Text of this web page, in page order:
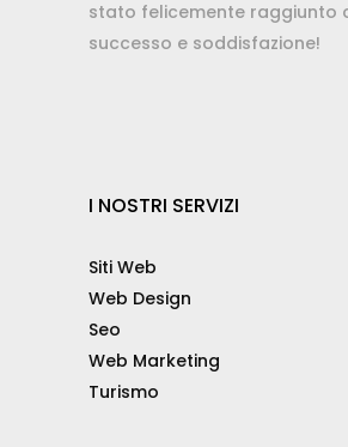
stato felicemente raggiunto
successo e soddisfazione!
I NOSTRI SERVIZI
Siti Web
Web Design
Seo
Web Marketing
Turismo